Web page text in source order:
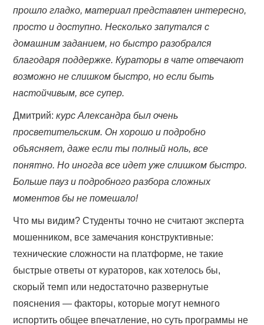
прошло гладко, материал представлен интересно,
просто и доступно. Несколько запутался с
домашним заданием, но быстро разобрался
благодаря поддержке. Кураторы в чате отвечают
возможно не слишком быстро, но если быть
настойчивым, все супер.
Дмитрий:курс Александра был очень
просветительским. Он хорошо и подробно
объясняет, даже если ты полный ноль, все
понятно. Но иногда все идет уже слишком быстро.
Больше пауз и подробного разбора сложных
моментов бы не помешало!
Что мы видим? Студенты точно не считают эксперта
мошенником, все замечания конструктивные:
технические сложности на платформе, не такие
быстрые ответы от кураторов, как хотелось бы,
скорый темп или недостаточно развернутые
пояснения — факторы, которые могут немного
испортить общее впечатление, но суть программы не